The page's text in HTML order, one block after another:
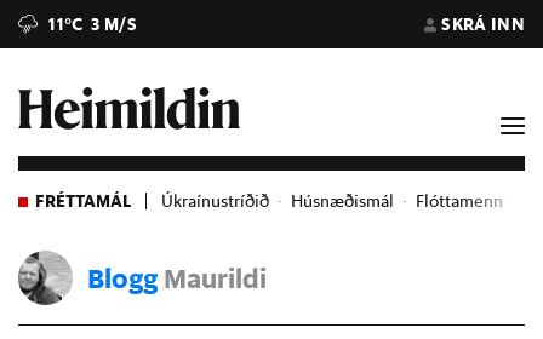
11°C 3 M/S SKRÁ INN
FRÉTTAMÁL Úkraínustríðið Húsnæðismál Flóttamenn
Blogg Maurildi